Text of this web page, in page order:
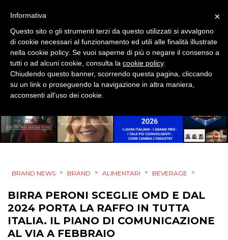
RICERCHE
PREVISIONI/SCENARI
NORMATIVE
TREND
CASE HISTORY
OPINIONI
BRAND NEWS > BRAND > ALIMENTARI > BEVERAGE >
BIRRA PERONI SCEGLIE OMD E DAL
2024 PORTA LA RAFFO IN TUTTA
ITALIA. IL PIANO DI COMUNICAZIONE
AL VIA A FEBBRAIO
×
Informativa
Questo sito o gli strumenti terzi da questo utilizzati si avvalgono
di cookie necessari al funzionamento ed utili alle finalità illustrate
nella cookie policy. Se vuoi saperne di più o negare il consenso a
tutti o ad alcuni cookie, consulta la cookie policy.
Chiudendo questo banner, scorrendo questa pagina, cliccando
su un link o proseguendo la navigazione in altra maniera,
acconsenti all’uso dei cookie.